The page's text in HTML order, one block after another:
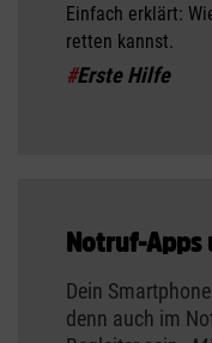
Einfach erklärt:
retten kannst.
#Erste Hilfe
Notruf-Apps
Dein
denn auch im